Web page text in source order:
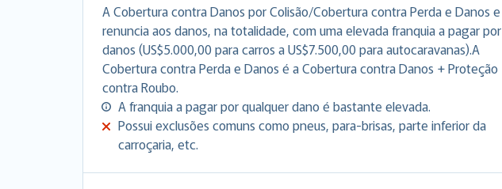
A Cobertura contra Danos por Colisão/Cobertura contra Perda e Danos e
renuncia aos danos, na totalidade, com uma elevada franquia a pagar por
danos (US$5.000,00 para carros a US$7.500,00 para autocaravanas).A
Cobertura contra Perda e Danos é a Cobertura contra Danos + Proteção
contra Roubo.
A franquia a pagar por qualquer dano é bastante elevada.
Possui exclusões comuns como pneus, para-brisas, parte inferior da
carroçaria, etc.